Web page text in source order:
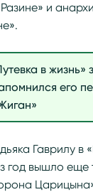
и
в жизнь»
его
Гаврилу в
год вышло еще